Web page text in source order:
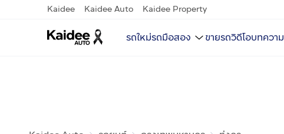
Kaidee Kaidee Auto Kaidee Property
รถใหม่รถมือสอง ขายรถวิดีโอบทความ